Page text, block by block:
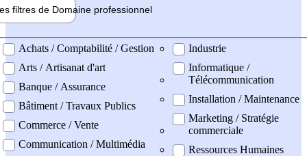
filtres de Domaine professionnel
professionel
Achats / Comptabilité / Gestion
Arts / Artisanat d'art
Banque / Assurance
Bâtiment / Travaux Publics
Commerce / Vente
Communication / Multimédia
Industrie
Informatique /
Télécommunication
Installation / Maintenance
Marketing / Stratégie
commerciale
Ressources Humaines